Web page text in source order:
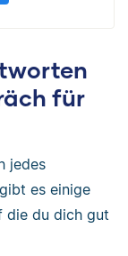
für
jedes
es einige
die du dich gut